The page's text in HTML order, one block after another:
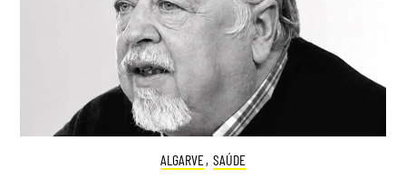
ALGARVE, SAÚDE